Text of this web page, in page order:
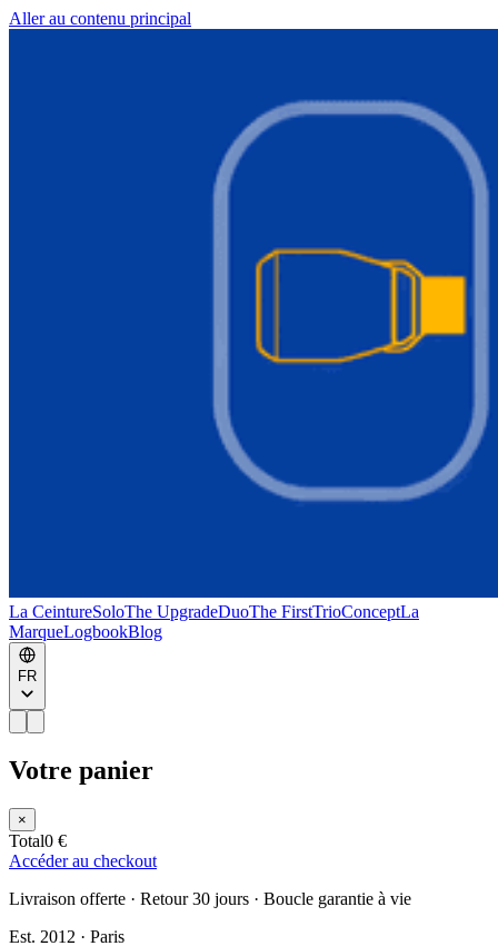
Aller au contenu principal
La CeintureSoloThe UpgradeDuoThe FirstTrioConceptLa
MarqueLogbookBlog
FR
Votre panier
×
Total0 €
Accéder au checkout
Livraison offerte · Retour 30 jours · Boucle garantie à vie
Est. 2012 · Paris